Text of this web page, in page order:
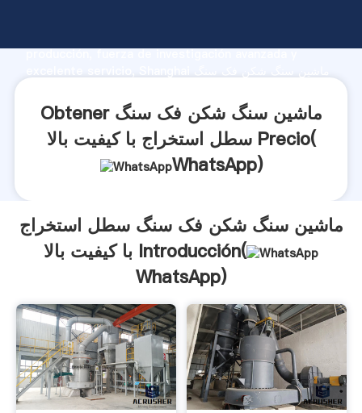
producción, fuerza de investigación avanzada y
aporta valores a todos los clientes.
Obtener ماشین سنگ شکن فک سنگ
سطل استخراج با کیفیت بالا Precio(
WhatsApp)
ماشین سنگ شکن فک سنگ سطل استخراج
با کیفیت بالا Introducción(
WhatsApp)